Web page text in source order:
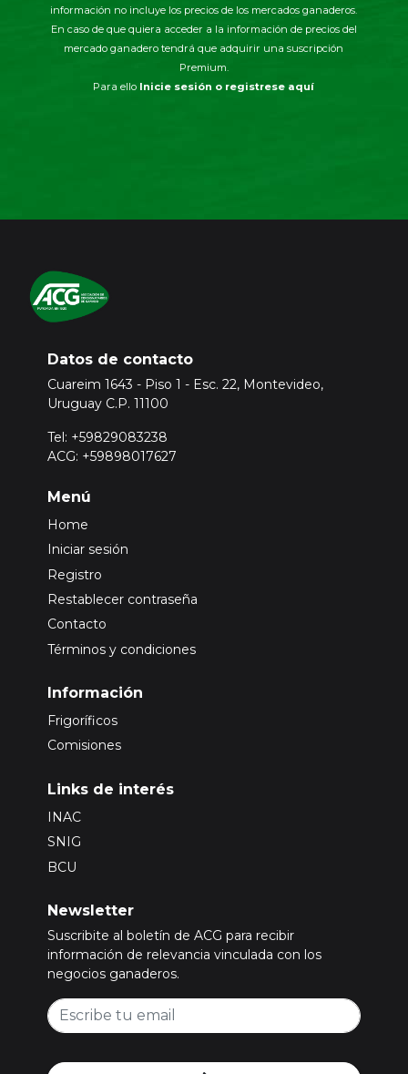
información no incluye los precios de los mercados ganaderos.
En caso de que quiera acceder a la información de precios del
mercado ganadero tendrá que adquirir una suscripción
Premium.
Para ello Inicie sesión o registrese aquí
Datos de contacto
Cuareim 1643 - Piso 1 - Esc. 22, Montevideo,
Uruguay C.P. 11100
Tel: +59829083238
ACG: +59898017627
Menú
Home
Iniciar sesión
Registro
Restablecer contraseña
Contacto
Términos y condiciones
Información
Frigoríficos
Comisiones
Links de interés
INAC
SNIG
BCU
Newsletter
Suscribite al boletín de ACG para recibir
información de relevancia vinculada con los
negocios ganaderos.